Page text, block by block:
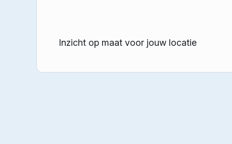
Inzicht op maat voor jouw locatie